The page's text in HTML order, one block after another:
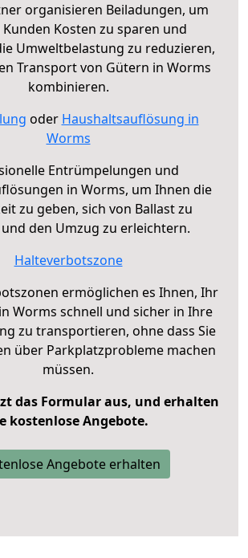
organisieren Beiladungen, um
Kosten zu sparen und
Umweltbelastung zu reduzieren,
Transport von Gütern in Worms
kombinieren.
oder Haushaltsauflösung in
Worms
Entrümpelungen und
in Worms, um Ihnen die
zu geben, sich von Ballast zu
den Umzug zu erleichtern.
Halteverbotszone
ermöglichen es Ihnen, Ihr
Worms schnell und sicher in Ihre
zu transportieren, ohne dass Sie
über Parkplatzprobleme machen
müssen.
das Formular aus, und erhalten
kostenlose Angebote.
Angebote erhalten